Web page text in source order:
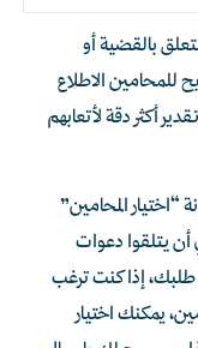
بالقضية أو
للمحامين الاطلاع
أكثر دقة لأتعابهم
“اختيار المحامين”
يتلقوا دعوات
إذا كنت ترغب
يمكنك اختيار